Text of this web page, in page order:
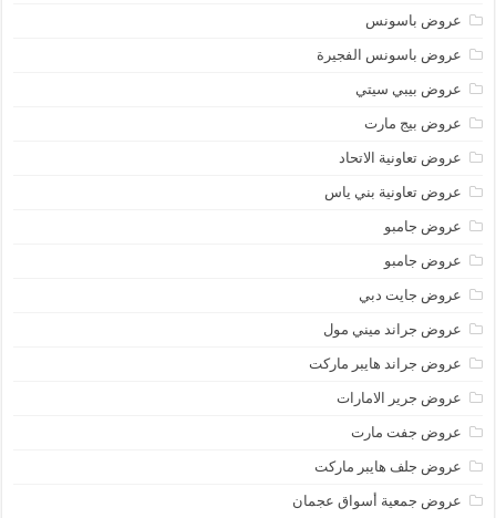
عروض باسونس
عروض باسونس الفجيرة
عروض بيبي سيتي
عروض بيج مارت
عروض تعاونية الاتحاد
عروض تعاونية بني ياس
عروض جامبو
عروض جامبو
عروض جايت دبي
عروض جراند ميني مول
عروض جراند هايبر ماركت
عروض جرير الامارات
عروض جفت مارت
عروض جلف هايبر ماركت
عروض جمعية أسواق عجمان